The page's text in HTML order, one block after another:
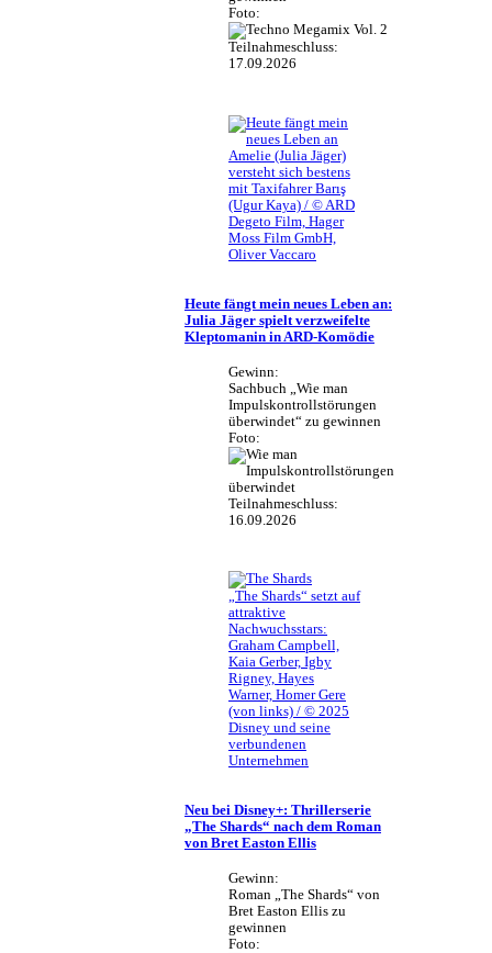
Foto:
Teilnahmeschluss:
17.09.2026
Amelie (Julia Jäger)
versteht sich bestens
mit Taxifahrer Barış
(Ugur Kaya) / © ARD
Degeto Film, Hager
Moss Film GmbH,
Oliver Vaccaro
Heute fängt mein neues Leben an:
Julia Jäger spielt verzweifelte
Kleptomanin in ARD-Komödie
Gewinn:
Sachbuch „Wie man
Impulskontrollstörungen
überwindet“ zu gewinnen
Foto:
Teilnahmeschluss:
16.09.2026
„The Shards“ setzt auf
attraktive
Nachwuchsstars:
Graham Campbell,
Kaia Gerber, Igby
Rigney, Hayes
Warner, Homer Gere
(von links) / © 2025
Disney und seine
verbundenen
Unternehmen
Neu bei Disney+: Thrillerserie
„The Shards“ nach dem Roman
von Bret Easton Ellis
Gewinn:
Roman „The Shards“ von
Bret Easton Ellis zu
gewinnen
Foto: